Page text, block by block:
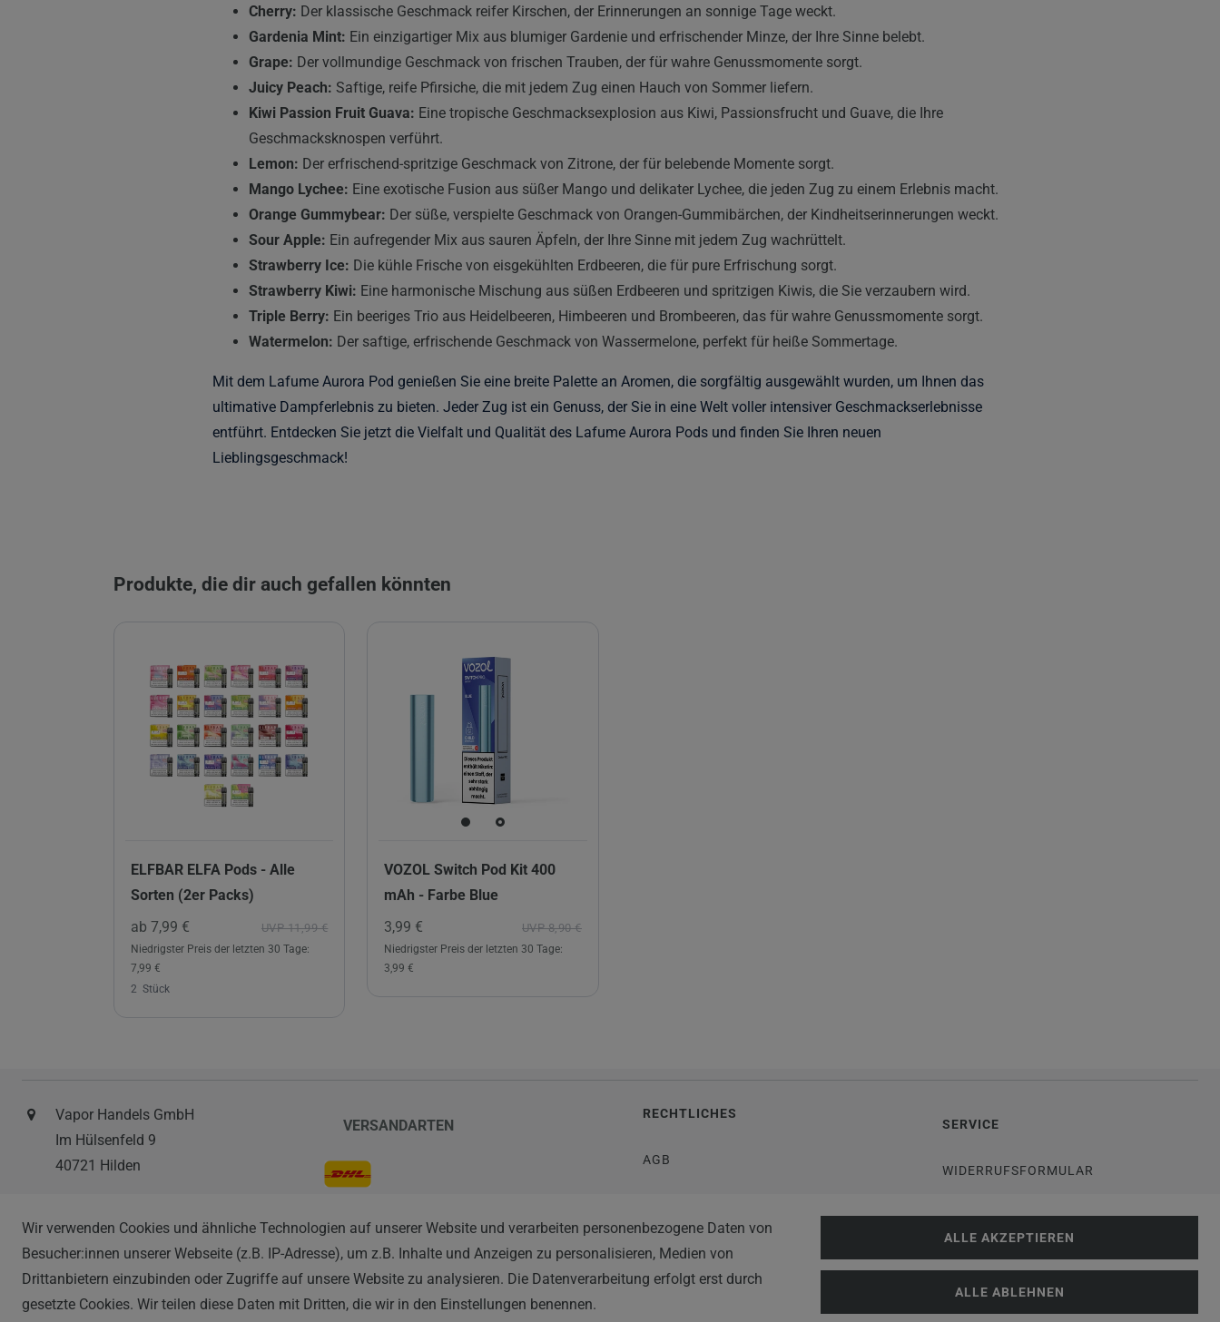
Cherry: Der klassische Geschmack reifer Kirschen, der Erinnerungen an sonnige Tage weckt.
Gardenia Mint: Ein einzigartiger Mix aus blumiger Gardenie und erfrischender Minze, der Ihre Sinne belebt.
Grape: Der vollmundige Geschmack von frischen Trauben, der für wahre Genussmomente sorgt.
Juicy Peach: Saftige, reife Pfirsiche, die mit jedem Zug einen Hauch von Sommer liefern.
Kiwi Passion Fruit Guava: Eine tropische Geschmacksexplosion aus Kiwi, Passionsfrucht und Guave, die Ihre
Geschmacksknospen verführt.
Lemon: Der erfrischend-spritzige Geschmack von Zitrone, der für belebende Momente sorgt.
Mango Lychee: Eine exotische Fusion aus süßer Mango und delikater Lychee, die jeden Zug zu einem Erlebnis macht.
Orange Gummybear: Der süße, verspielte Geschmack von Orangen-Gummibärchen, der Kindheitserinnerungen weckt.
Sour Apple: Ein aufregender Mix aus sauren Äpfeln, der Ihre Sinne mit jedem Zug wachrüttelt.
Strawberry Ice: Die kühle Frische von eisgekühlten Erdbeeren, die für pure Erfrischung sorgt.
Strawberry Kiwi: Eine harmonische Mischung aus süßen Erdbeeren und spritzigen Kiwis, die Sie verzaubern wird.
Triple Berry: Ein beeriges Trio aus Heidelbeeren, Himbeeren und Brombeeren, das für wahre Genussmomente sorgt.
Watermelon: Der saftige, erfrischende Geschmack von Wassermelone, perfekt für heiße Sommertage.
Mit dem Lafume Aurora Pod genießen Sie eine breite Palette an Aromen, die sorgfältig ausgewählt wurden, um Ihnen das
ultimative Dampferlebnis zu bieten. Jeder Zug ist ein Genuss, der Sie in eine Welt voller intensiver Geschmackserlebnisse
entführt. Entdecken Sie jetzt die Vielfalt und Qualität des Lafume Aurora Pods und finden Sie Ihren neuen
Lieblingsgeschmack!
Produkte, die dir auch gefallen könnten
ELFBAR ELFA Pods - Alle
Sorten (2er Packs)
UVP 11,99 €
ab 7,99 €
Niedrigster Preis der letzten 30 Tage:
7,99 €
2 Stück
VOZOL Switch Pod Kit 400
mAh - Farbe Blue
UVP 8,90 €
3,99 €
Niedrigster Preis der letzten 30 Tage:
3,99 €
Vapor Handels GmbH
Im Hülsenfeld 9
40721 Hilden
info@vapor-handel.de
Montag - Freitag, 09:00 - 16:00
VERSANDARTEN
ZAHLARTEN
RECHTLICHES
AGB
IMPRESSUM
SERVICE
WIDERRUFSFORMULAR
DATENSCHUTZERKLÄRUNG
KUNDENINFORMATIONEN
Wir verwenden Cookies und ähnliche Technologien auf unserer Website und verarbeiten personenbezogene Daten von
Besucher:innen unserer Webseite (z.B. IP-Adresse), um z.B. Inhalte und Anzeigen zu personalisieren, Medien von
Drittanbietern einzubinden oder Zugriffe auf unsere Website zu analysieren. Die Datenverarbeitung erfolgt erst durch
gesetzte Cookies. Wir teilen diese Daten mit Dritten, die wir in den Einstellungen benennen.
ALLE AKZEPTIEREN
ALLE ABLEHNEN